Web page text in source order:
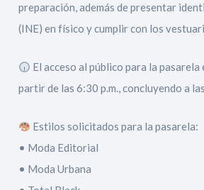
preparación, además de presentar
(INE) en físico y cumplir con los
El acceso al público para la pasarela
partir de las 6:30 p.m., concluyendo a
Estilos solicitados para la pasarela:
• Moda Editorial
• Moda Urbana